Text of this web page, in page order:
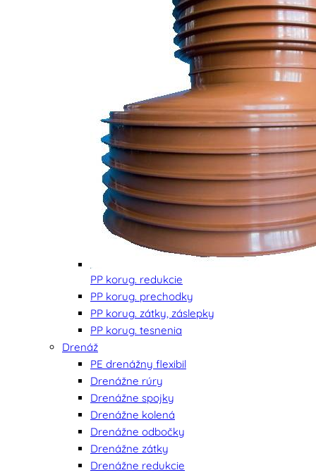
PP korug. redukcie
PP korug. prechodky
PP korug. zátky, záslepky
PP korug. tesnenia
Drenáž
PE drenážny flexibil
Drenážne rúry
Drenážne spojky
Drenážne kolená
Drenážne odbočky
Drenážne zátky
Drenážne redukcie